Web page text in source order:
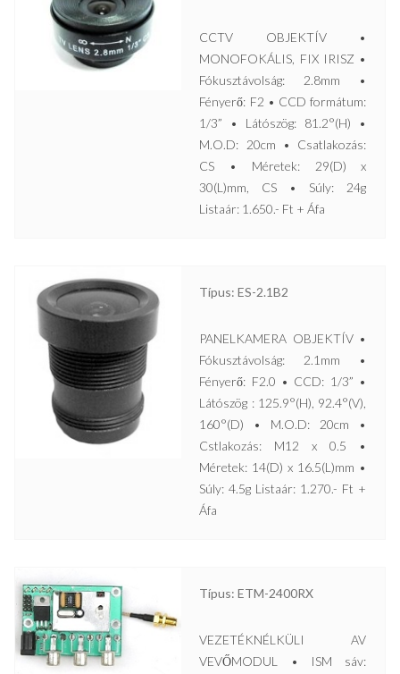
CCTV OBJEKTÍV •
MONOFOKÁLIS, FIX IRISZ •
Fókusztávolság: 2.8mm •
Fényerő: F2 • CCD formátum:
1/3” • Látószög: 81.2°(H) •
M.O.D: 20cm • Csatlakozás:
CS • Méretek: 29(D) x
30(L)mm, CS • Súly: 24g
Listaár: 1.650.- Ft + Áfa
Típus: ES-2.1B2
PANELKAMERA OBJEKTÍV •
Fókusztávolság: 2.1mm •
Fényerő: F2.0 • CCD: 1/3” •
Látószög : 125.9°(H), 92.4°(V),
160°(D) • M.O.D: 20cm •
Cstlakozás: M12 x 0.5 •
Méretek: 14(D) x 16.5(L)mm •
Súly: 4.5g Listaár: 1.270.- Ft +
Áfa
Típus: ETM-2400RX
VEZETÉKNÉLKÜLI AV
VEVŐMODUL • ISM sáv: